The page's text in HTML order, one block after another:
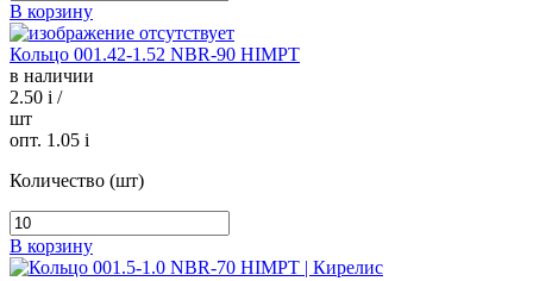
В корзину
Кольцо 001.42-1.52 NBR-90 HIMPT
в наличии
2.50 i /
шт
опт. 1.05 i
Количество (шт)
В корзину